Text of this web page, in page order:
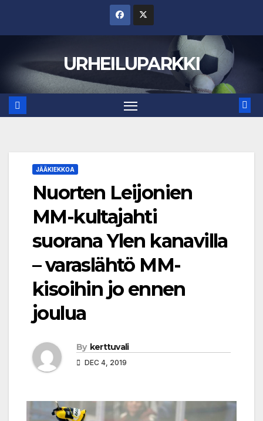
URHEILUPARKKI
JÄÄKIEKKOA
Nuorten Leijonien
MM-kultajahti
suorana Ylen kanavilla
– varaslähtö MM-
kisoihin jo ennen
joulua
By kerttuvali
DEC 4, 2019